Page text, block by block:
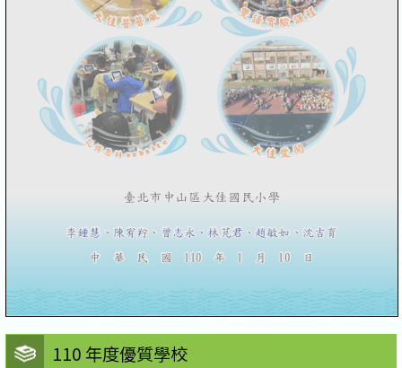
110 年度優質學校